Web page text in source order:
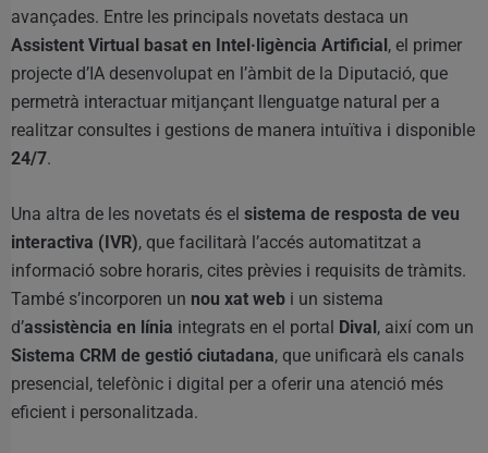
avançades. Entre les principals novetats destaca un
Assistent Virtual basat en Intel·ligència Artificial, el primer
projecte d’IA desenvolupat en l’àmbit de la Diputació, que
permetrà interactuar mitjançant llenguatge natural per a
realitzar consultes i gestions de manera intuïtiva i disponible
24/7.
Una altra de les novetats és el sistema de resposta de veu
interactiva (IVR), que facilitarà l’accés automatitzat a
informació sobre horaris, cites prèvies i requisits de tràmits.
També s’incorporen un nou xat web i un sistema
d’assistència en línia integrats en el portal Dival, així com un
Sistema CRM de gestió ciutadana, que unificarà els canals
presencial, telefònic i digital per a oferir una atenció més
eficient i personalitzada.